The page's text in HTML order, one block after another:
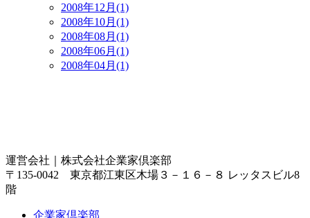
2008年12月(1)
2008年10月(1)
2008年08月(1)
2008年06月(1)
2008年04月(1)
運営会社｜ 株式会社企業家倶楽部
〒135-0042 東京都江東区木場３－１６－８ レッタスビル8
階
企業家倶楽部